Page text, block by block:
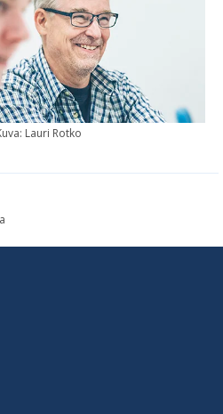
Lauri Rotko